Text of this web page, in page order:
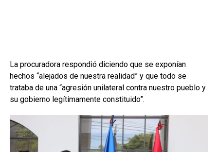
La procuradora respondió diciendo que se exponían
hechos “alejados de nuestra realidad” y que todo se
trataba de una “agresión unilateral contra nuestro pueblo y
su gobierno legítimamente constituido”.